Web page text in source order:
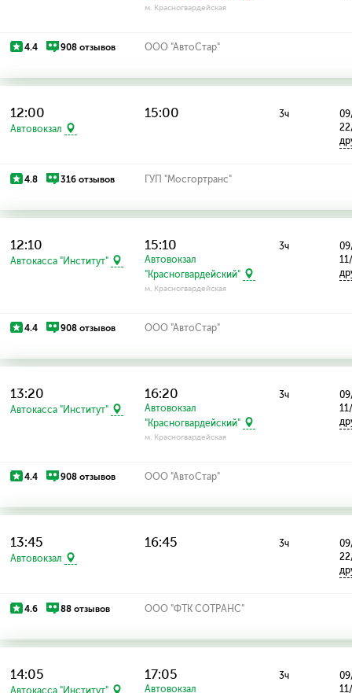
м. Красногвардейская
4.4 908 отзывов ООО "АвтоСтар"
12:00
Автовокзал
15:00 3ч
4.8 316 отзывов ГУП "Мосгортранс"
12:10
Автокасса "Институт"
15:10
Автовокзал
"Красногвардейский"
м. Красногвардейская
3ч
4.4 908 отзывов ООО "АвтоСтар"
13:20
Автокасса "Институт"
16:20
Автовокзал
"Красногвардейский"
м. Красногвардейская
3ч
4.4 908 отзывов ООО "АвтоСтар"
13:45
Автовокзал
16:45 3ч
4.6 88 отзывов ООО "ФТК СОТРАНС"
14:05
Автокасса "Институт"
17:05
Автовокзал
3ч